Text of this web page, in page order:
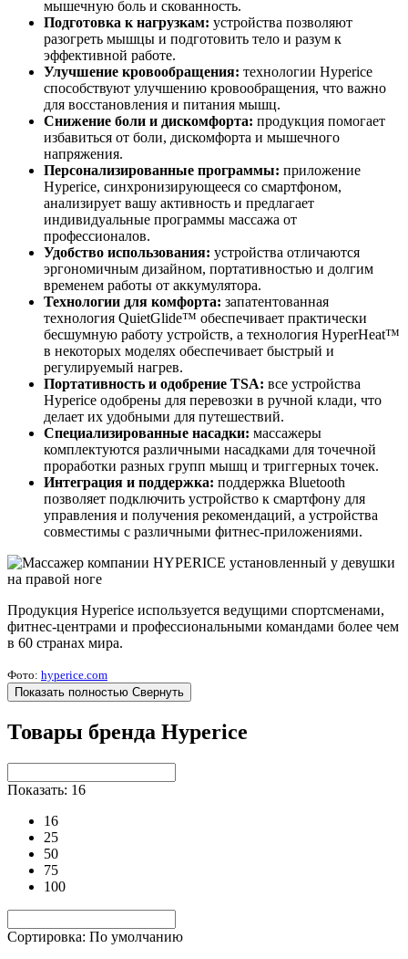
мышечную боль и скованность.
Подготовка к нагрузкам: устройства позволяют
разогреть мышцы и подготовить тело и разум к
эффективной работе.
Улучшение кровообращения: технологии Hyperice
способствуют улучшению кровообращения, что важно
для восстановления и питания мышц.
Снижение боли и дискомфорта: продукция помогает
избавиться от боли, дискомфорта и мышечного
напряжения.
Персонализированные программы: приложение
Hyperice, синхронизирующееся со смартфоном,
анализирует вашу активность и предлагает
индивидуальные программы массажа от
профессионалов.
Удобство использования: устройства отличаются
эргономичным дизайном, портативностью и долгим
временем работы от аккумулятора.
Технологии для комфорта: запатентованная
технология QuietGlide™ обеспечивает практически
бесшумную работу устройств, а технология HyperHeat™
в некоторых моделях обеспечивает быстрый и
регулируемый нагрев.
Портативность и одобрение TSA: все устройства
Hyperice одобрены для перевозки в ручной клади, что
делает их удобными для путешествий.
Специализированные насадки: массажеры
комплектуются различными насадками для точечной
проработки разных групп мышц и триггерных точек.
Интеграция и поддержка: поддержка Bluetooth
позволяет подключить устройство к смартфону для
управления и получения рекомендаций, а устройства
совместимы с различными фитнес-приложениями.
Продукция Hyperice используется ведущими спортсменами,
фитнес-центрами и профессиональными командами более чем
в 60 странах мира.
Фото: hyperice.com
Показать полностью Свернуть
Товары бренда Hyperice
Показать: 16
16
25
50
75
100
Сортировка: По умолчанию